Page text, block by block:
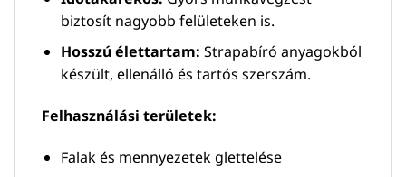
biztosít nagyobb felületeken is.
Hosszú élettartam: Strapabíró anyagokból
készült, ellenálló és tartós szerszám.
Felhasználási területek:
Falak és mennyezetek glettelése